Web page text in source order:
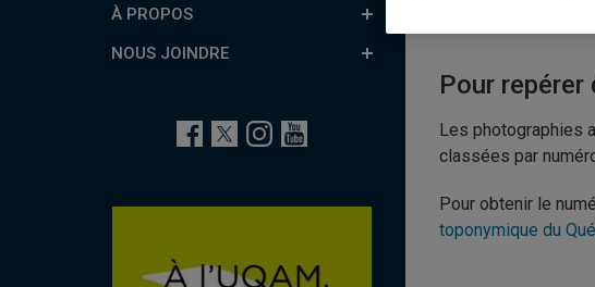
À PROPOS
NOUS JOINDRE
Pour
Les photographies
classées par
Pour obtenir le
toponymique du